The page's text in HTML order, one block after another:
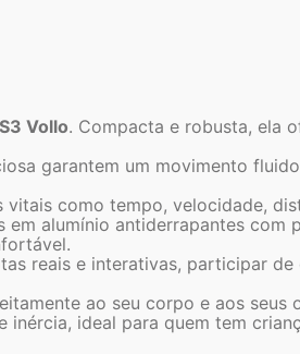
Vollo. Compacta e robusta, ela
garantem um movimento
como tempo, velocidade,
alumínio antiderrapantes
reais e interativas, participar
ao seu corpo e aos seus
ideal para quem tem